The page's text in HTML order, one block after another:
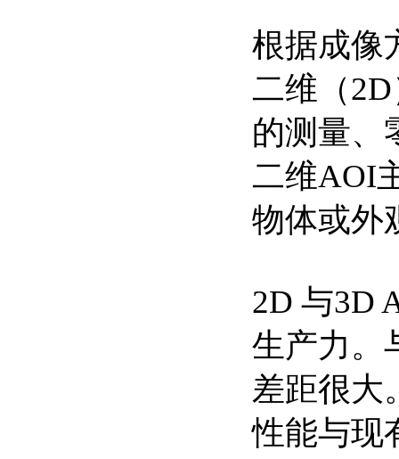
根据成像
二维（
的测量、
二维AOI
物体或外
2D 与3D
生产力。
差距很大
性能与现